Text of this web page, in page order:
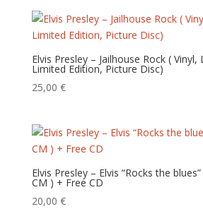
Elvis Presley – Jailhouse Rock ( Vinyl,
Limited Edition, Picture Disc)
25,00 €
Elvis Presley – Elvis “Rocks the
CM ) + Free CD
20,00 €